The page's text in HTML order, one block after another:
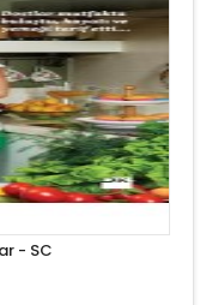
- SC